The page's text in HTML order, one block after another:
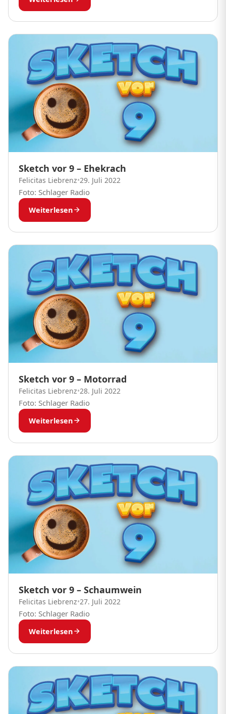
Sketch vor 9 – Ehekrach
Felicitas Liebrenz•29. Juli 2022
Foto: Schlager Radio
Weiterlesen
Sketch vor 9 – Motorrad
Felicitas Liebrenz•28. Juli 2022
Foto: Schlager Radio
Weiterlesen
Sketch vor 9 – Schaumwein
Felicitas Liebrenz•27. Juli 2022
Foto: Schlager Radio
Weiterlesen